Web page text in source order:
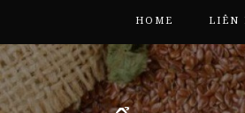
HOME LIÊN